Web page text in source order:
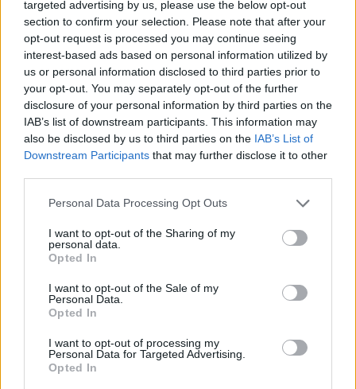
targeted advertising by us, please use the below opt-out
section to confirm your selection. Please note that after your
opt-out request is processed you may continue seeing
interest-based ads based on personal information utilized by
us or personal information disclosed to third parties prior to
your opt-out. You may separately opt-out of the further
disclosure of your personal information by third parties on the
IAB’s list of downstream participants. This information may
also be disclosed by us to third parties on the IAB’s List of
Downstream Participants that may further disclose it to other
Personal Data Processing Opt Outs
I want to opt-out of the Sharing of my
personal data.
Opted In
I want to opt-out of the Sale of my
Personal Data.
Opted In
I want to opt-out of processing my
Personal Data for Targeted Advertising.
Opted In
vedo l'ora di iniziare e di aiutare la squadra,
spero di fare bene sul campo, anzi spero di
fare meglio rispetto all'altra volta. Qua ho
sentito l'amore di tutti... L'anno scorso è stato
diverso, né io né la Juventus abbiamo vinto
quindi abbiamo obiettivi simili. Questo sarà un
anno importante per entrambi, dobbiamo fare
Cosa non ha funzionato in alcune delle
stagioni a Manchester?
"Intanto giocare al mio posto. Cambiare
allenatore ogni anno è dura, questo è stato un
di infortuni, ma credo fosse anche una cosa
mentale: il giocare e il non giocare ti fa